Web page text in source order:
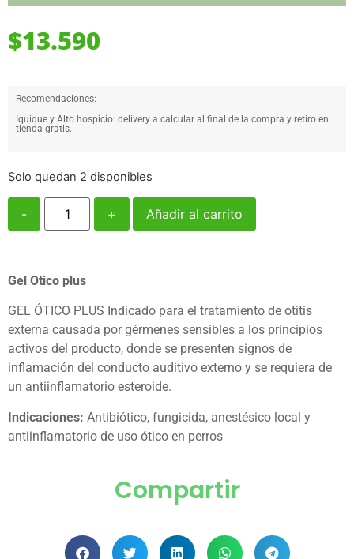
$13.590
Recomendaciones:
Iquique y Alto hospicio: delivery a calcular al final de la compra y retiro en
tienda gratis.
Solo quedan 2 disponibles
- + Añadir al carrito
Gel Otico plus
GEL ÓTICO PLUS Indicado para el tratamiento de otitis
externa causada por gérmenes sensibles a los principios
activos del producto, donde se presenten signos de
inflamación del conducto auditivo externo y se requiera de
un antiinflamatorio esteroide.
Indicaciones: Antibiótico, fungicida, anestésico local y
antiinflamatorio de uso ótico en perros
Compartir